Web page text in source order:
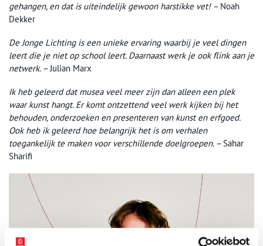
gehangen, en dat is uiteindelijk gewoon harstikke vet! – Noah
Dekker
De Jonge Lichting is een unieke ervaring waarbij je veel dingen
leert die je niet op school leert. Daarnaast werk je ook flink aan je
netwerk. –Julian Marx
Ik heb geleerd dat musea veel meer zijn dan alleen een plek
waar kunst hangt. Er komt ontzettend veel werk kijken bij het
behouden, onderzoeken en presenteren van kunst en erfgoed.
Ook heb ik geleerd hoe belangrijk het is om verhalen
toegankelijk te maken voor verschillende doelgroepen. –Sahar
Sharifi